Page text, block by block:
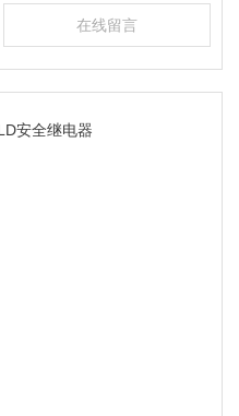
在线留言